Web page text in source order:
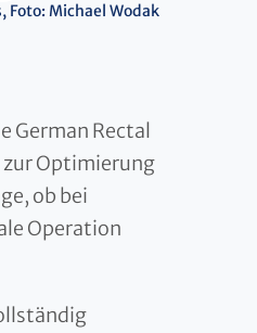
Foto: Michael Wodak
German Rectal
zur Optimierung
ob bei
Operation